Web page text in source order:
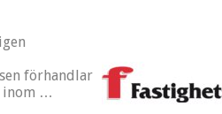
förhandlar
inom …